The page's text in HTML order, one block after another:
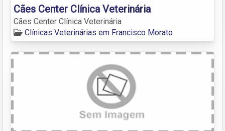
Cães Center Clínica Veterinária
Cães Center Clínica Veterinária
Clínicas Veterinárias em Francisco Morato